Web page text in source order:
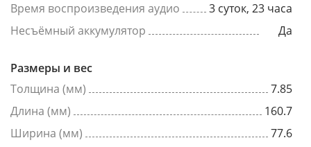
Время воспроизведения аудио
3 суток, 23 часа
Несъёмный аккумулятор
Да
Размеры и вес
Толщина (мм)
7.85
Длина (мм)
160.7
Ширина (мм)
77.6